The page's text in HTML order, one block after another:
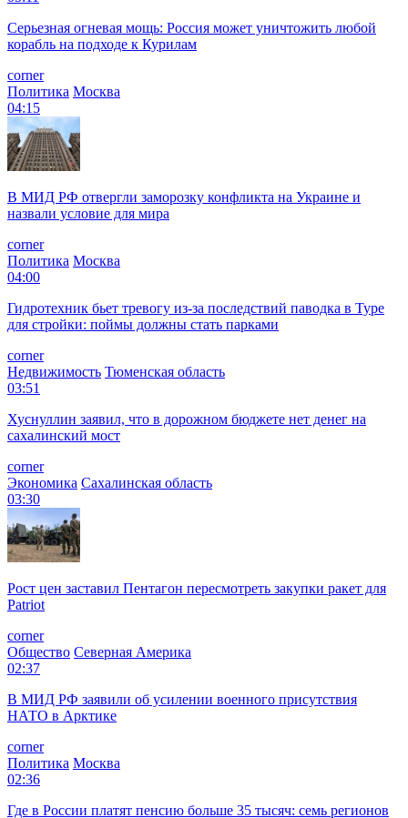
Серьезная огневая мощь: Россия может уничтожить любой
корабль на подходе к Курилам
corner
Политика Москва
04:15
В МИД РФ отвергли заморозку конфликта на Украине и
назвали условие для мира
corner
Политика Москва
04:00
Гидротехник бьет тревогу из-за последствий паводка в Туре
для стройки: поймы должны стать парками
corner
Недвижимость Тюменская область
03:51
Хуснуллин заявил, что в дорожном бюджете нет денег на
сахалинский мост
corner
Экономика Сахалинская область
03:30
Рост цен заставил Пентагон пересмотреть закупки ракет для
Patriot
corner
Общество Северная Америка
02:37
В МИД РФ заявили об усилении военного присутствия
НАТО в Арктике
corner
Политика Москва
02:36
Где в России платят пенсию больше 35 тысяч: семь регионов